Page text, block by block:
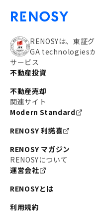
RENOSYは、東証
GA technologiesが
サービス
不動産投資
不動産売却
関連サイト
Modern Standard
RENOSY 利諾喜
RENOSY マガジン
RENOSYについて
運営会社
RENOSYとは
利用規約